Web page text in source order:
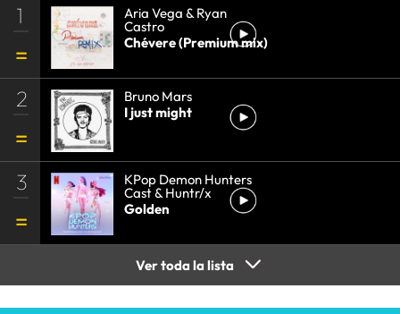
1 Aria Vega & Ryan
Castro
Chévere (Premium mix)
2
Bruno Mars
I just might
3 KPop Demon Hunters
Cast & Huntr/x
Golden
Ver toda la lista